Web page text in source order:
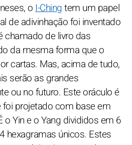
o I-Chingtem um papel
de adivinhação foi inventado
chamado de livro das
da mesma forma que o
cartas. Mas, acima de tudo,
serão as grandes
ou no futuro. Este oráculo é
foi projetado com base em
o Yin e o Yang divididos em 6
hexagramas únicos. Estes